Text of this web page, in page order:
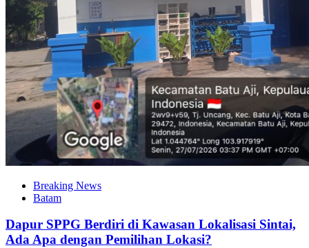
Breaking News
Batam
Dapur SPPG Berdiri di Kawasan Lokalisasi Sintai,
Ada Apa dengan Pemilihan Lokasi?